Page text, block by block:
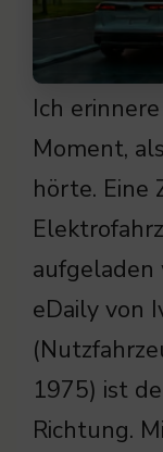
Ich
Moment,
hörte. Eine
aufgeladen
eDaily von
1975) ist
Richtung.